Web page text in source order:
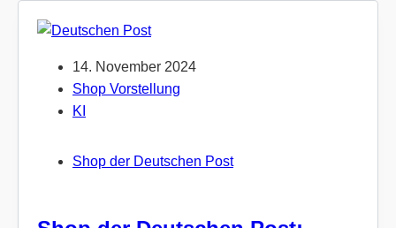
14. November 2024
Shop Vorstellung
KI
Shop der Deutschen Post